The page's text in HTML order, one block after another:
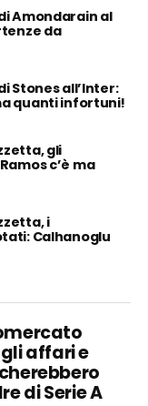
Amondarain al
da
Stones all’Inter:
quanti infortuni!
gli
c’è ma
i
Calhanoglu
affari e
di Serie A